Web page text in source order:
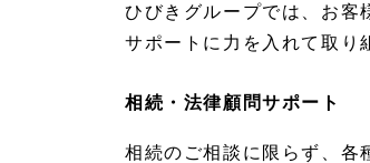
緑
区
H.K
1.
1
ひびきグループでは、お客
サポートに力を入れて取り
相続・法律顧問サポート
相続のご相談に限らず、各